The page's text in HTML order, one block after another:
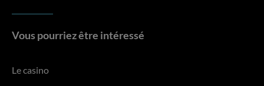
Vous pourriez être intéressé
Le casino